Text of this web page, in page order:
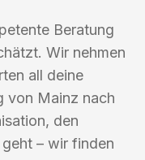
Beratung
Wir nehmen
all deine
von Mainz nach
den
– wir finden